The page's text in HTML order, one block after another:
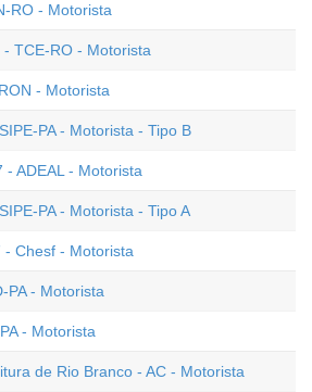
RO - Motorista
TCE-RO - Motorista
- Motorista
PA - Motorista - Tipo B
- ADEAL - Motorista
PA - Motorista - Tipo A
- Chesf - Motorista
PA - Motorista
- Motorista
de Rio Branco - AC - Motorista